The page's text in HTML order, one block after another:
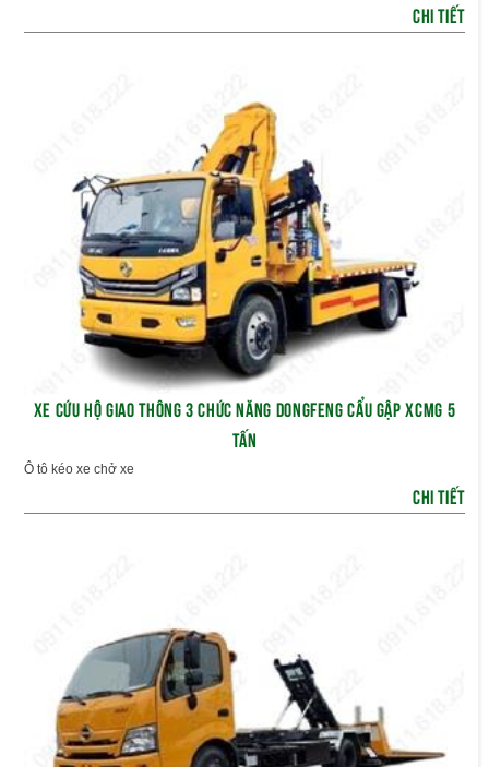
CHI TIẾT
XE CỨU HỘ GIAO THÔNG 3 CHỨC NĂNG DONGFENG CẨU GẬP XCMG 5
TẤN
Ô tô kéo xe chở xe
CHI TIẾT